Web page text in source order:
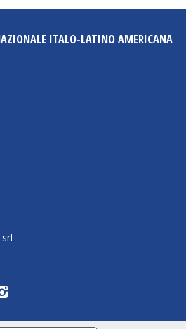
ITALO-LATINO AMERICANA